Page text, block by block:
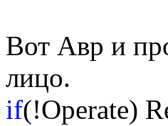
Вот Авр и
лицо.
if(!Operate)